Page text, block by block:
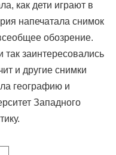
как дети играют в
напечатала снимок
обозрение.
заинтересовались
и другие снимки
географию и
Западного